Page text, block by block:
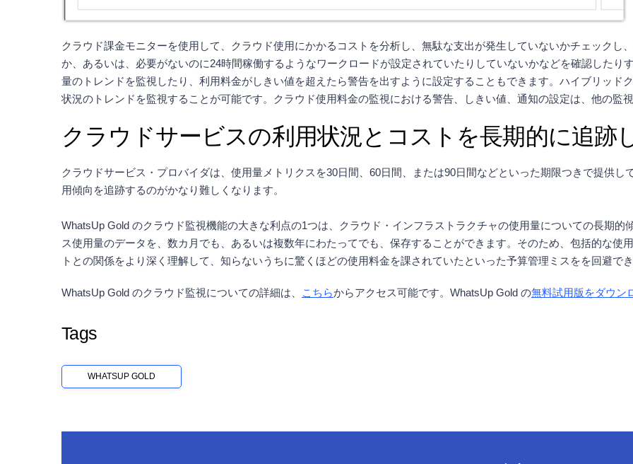
クラウド課金モニターを使用して、クラウド使用にかかるコストを分析し、無駄な支出が発生していないかチェックし
か、あるいは、必要がないのに24時間稼働するようなワークロードが設定されていたりしていないかなどを確認したり
量のトレンドを監視したり、利用料金がしきい値を超えたら警告を出すように設定することもできます。ハイブリッド
状況のトレンドを監視することが可能です。クラウド使用料金の監視における警告、しきい値、通知の設定は、他の監
クラウドサービスの利用状況とコストを長期的に追跡
クラウドサービス・プロバイダは、使用量メトリクスを30日間、60日間、または90日間などといった期限つきで提供
用傾向を追跡するのがかなり難しくなります。
WhatsUp Gold のクラウド監視機能の大きな利点の1つは、クラウド・インフラストラクチャの使用量についての長期
ス使用量のデータを、数カ月でも、あるいは複数年にわたってでも、保存することができます。そのため、包括的な使
トとの関係をより深く理解して、知らないうちに驚くほどの使用料金を課されていたといった予算管理ミスをを回避でき
WhatsUp Gold のクラウド監視についての詳細は、 こちらからアクセス可能です。WhatsUp Gold の無料試用版をダウン
Tags
WHATSUP GOLD